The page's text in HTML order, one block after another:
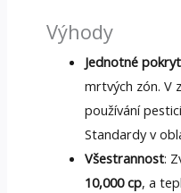
Výhody
Jednotné
mrtvých zón. V
používání
Standardy v
Všestrannost:
10,000 cp, a